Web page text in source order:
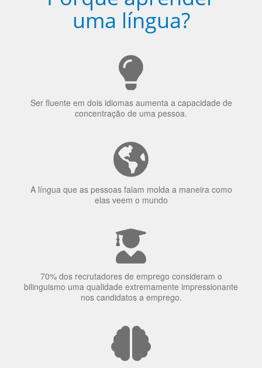
Porquê aprender
uma língua?
concentração de uma pessoa.
elas veem o mundo
70% dos recrutadores de emprego consideram o
nos candidatos a emprego.